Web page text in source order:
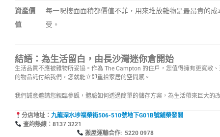
資產價
值
每一呎樓面面積都價值不菲，用來堆放雜物是最昂貴的
受。
結語：為生活留白，由長沙灣迷你倉開始
生活品質不應被雜物所妥協。作為 The Campton 的住戶，您值得擁有更寬敞
的物品託付給我們，您就能立即重拾家居的空間感。
我們誠意邀請您親臨參觀，體驗如何透過簡單的儲存方案，為生活帶來巨大的
分店地址： 九龍深水埗福榮街506-510號地下G01B號鋪榮發閣
查詢熱線：
搬屋運輸合作: 5220 0978